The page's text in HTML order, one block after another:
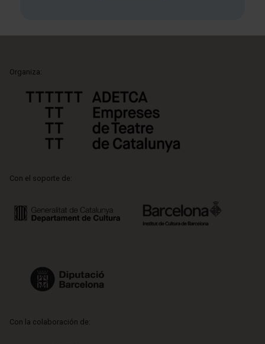
Organiza:
Con el soporte de:
Con la colaboración de: